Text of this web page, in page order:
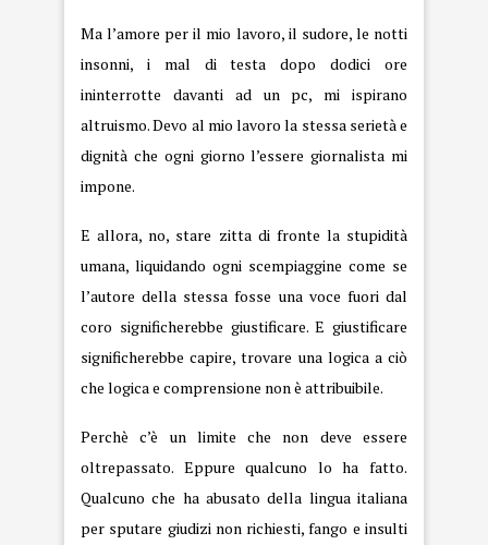
Ma l’amore per il mio lavoro, il sudore, le notti
insonni, i mal di testa dopo dodici ore
ininterrotte davanti ad un pc, mi ispirano
altruismo. Devo al mio lavoro la stessa serietà e
dignità che ogni giorno l’essere giornalista mi
impone.
E allora, no, stare zitta di fronte la stupidità
umana, liquidando ogni scempiaggine come se
l’autore della stessa fosse una voce fuori dal
coro significherebbe giustificare. E giustificare
significherebbe capire, trovare una logica a ciò
che logica e comprensione non è attribuibile.
Perchè c’è un limite che non deve essere
oltrepassato. Eppure qualcuno lo ha fatto.
Qualcuno che ha abusato della lingua italiana
per sputare giudizi non richiesti, fango e insulti